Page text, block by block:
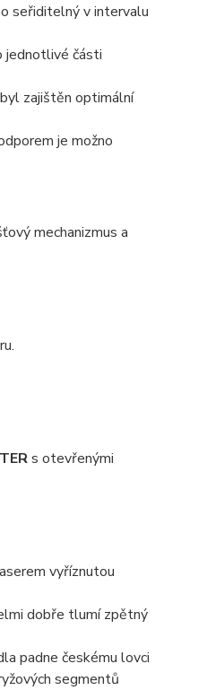
seřiditelný v intervalu
jednotlivé části
zajištěn optimální
je možno
mechanizmus a
s otevřenými
vyříznutou
dobře tlumí zpětný
padne českému lovci
segmentů